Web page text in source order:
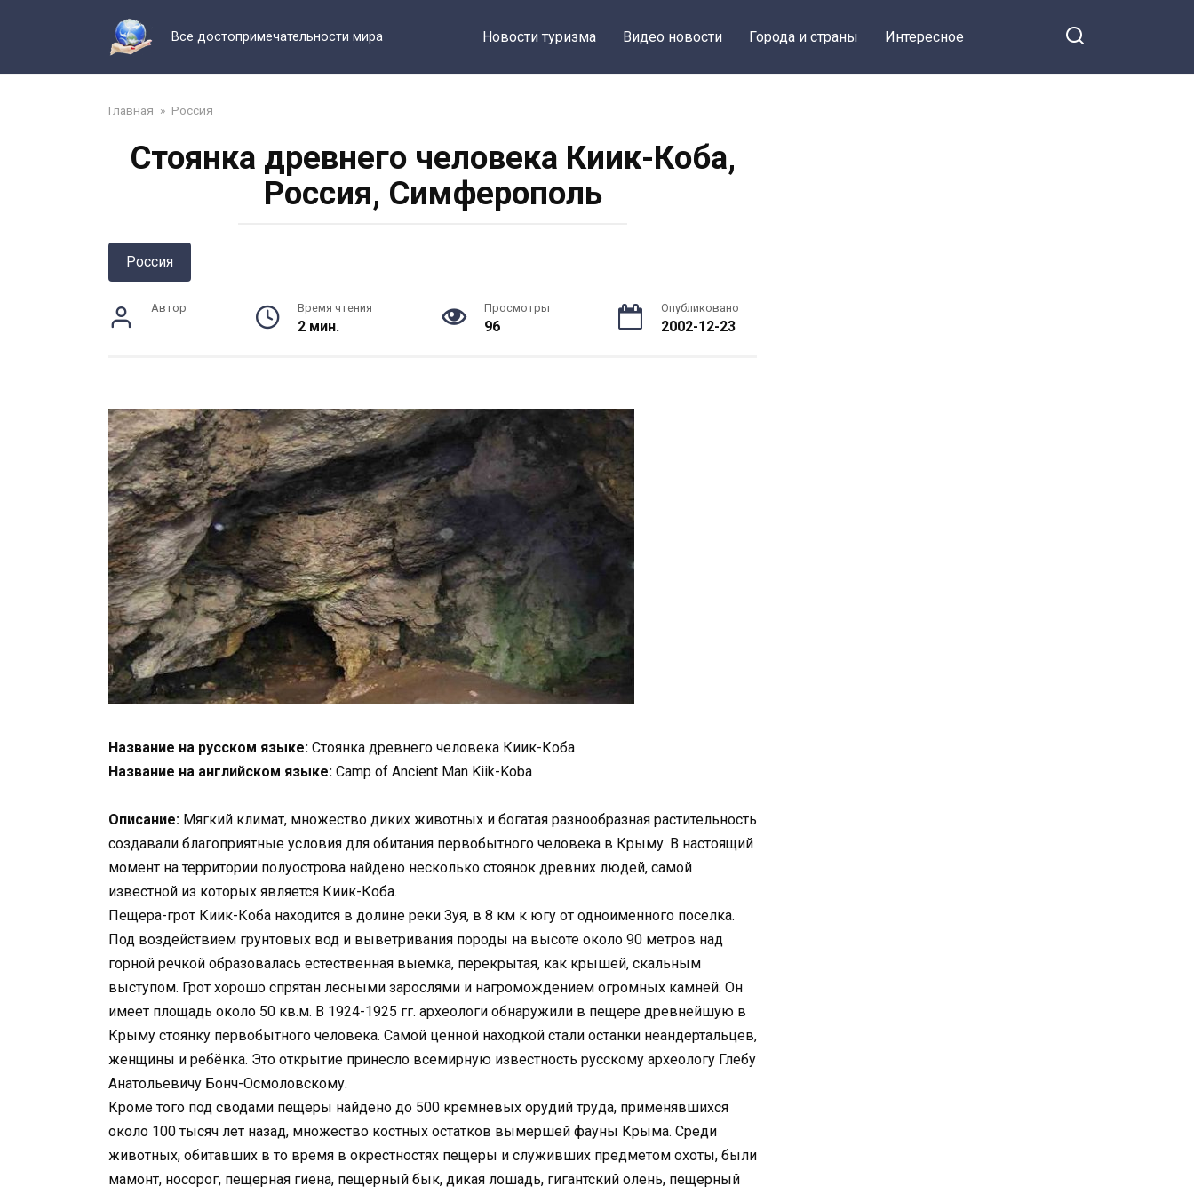
Все достопримечательности мира Новости туризма Видео новости Города и страны Интересное
Главная » Россия
Стоянка древнего человека Киик-Коба,
Россия, Симферополь
Россия
Автор Время чтения
2 мин.
Просмотры
96
Опубликовано
2002-12-23
Название на русском языке: Стоянка древнего человека Киик-Коба
Название на английском языке: Сamp of Ancient Man Kiik-Koba
Описание: Мягкий климат, множество диких животных и богатая разнообразная растительность
создавали благоприятные условия для обитания первобытного человека в Крыму. В настоящий
момент на территории полуострова найдено несколько стоянок древних людей, самой
известной из которых является Киик-Коба.
Пещера-грот Киик-Коба находится в долине реки Зуя, в 8 км к югу от одноименного поселка.
Под воздействием грунтовых вод и выветривания породы на высоте около 90 метров над
горной речкой образовалась естественная выемка, перекрытая, как крышей, скальным
выступом. Грот хорошо спрятан лесными зарослями и нагромождением огромных камней. Он
имеет площадь около 50 кв.м. В 1924-1925 гг. археологи обнаружили в пещере древнейшую в
Крыму стоянку первобытного человека. Самой ценной находкой стали останки неандертальцев,
женщины и ребёнка. Это открытие принесло всемирную известность русскому археологу Глебу
Анатольевичу Бонч-Осмоловскому.
Кроме того под сводами пещеры найдено до 500 кремневых орудий труда, применявшихся
около 100 тысяч лет назад, множество костных остатков вымершей фауны Крыма. Среди
животных, обитавших в то время в окрестностях пещеры и служивших предметом охоты, были
мамонт, носорог, пещерная гиена, пещерный бык, дикая лошадь, гигантский олень, пещерный